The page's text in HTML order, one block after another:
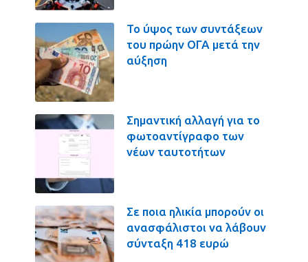
Το ύψος των συντάξεων
του πρώην ΟΓΑ μετά την
αύξηση
Σημαντική αλλαγή για το
φωτοαντίγραφο των
νέων ταυτοτήτων
Σε ποια ηλικία μπορούν οι
ανασφάλιστοι να λάβουν
σύνταξη 418 ευρώ